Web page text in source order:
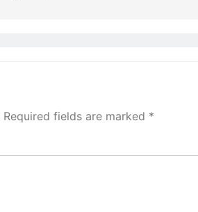
Required fields are marked *